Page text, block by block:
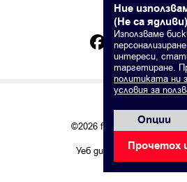
Намерете ни
facebook.com/
©2026 fiber1.bg. Всички
Уеб дизайн и разработка
Ние
(Не са ядливи)
Използваме
интереси,
таргетиране.
политиката ни
условия за
Опции
Прочетох